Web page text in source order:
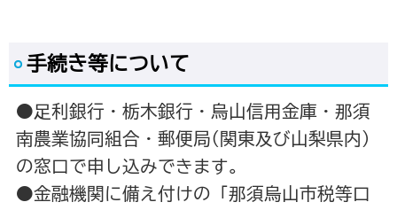
手続き等について
●足利銀行・栃木銀行・烏山信用金庫・那須
南農業協同組合・郵便局(関東及び山梨県内)
の窓口で申し込みできます。
●金融機関に備え付けの「那須烏山市税等口